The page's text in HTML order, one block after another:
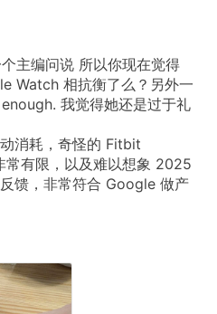
主编问说 所以你现在觉得
Watch 相抗衡了么？另外一
我觉得她还是过于礼
消耗，奇怪的 Fitbit
常有限，以及难以想象 2025
馈，非常符合 Google 做产